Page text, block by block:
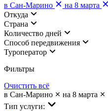
в Сан-Марино
на 8 марта
Откуда
Страна
Количество дней
Cпособ передвижения
Туроператор
Фильтры
Очистить всё
в Сан-Марино
на 8 марта
Тип услуги: